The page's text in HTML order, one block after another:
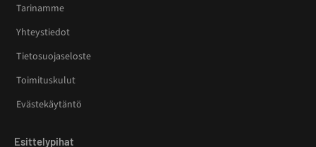
Tarinamme
Yhteystiedot
Tietosuojaseloste
Toimituskulut
Evästekäytäntö
Esittelypihat